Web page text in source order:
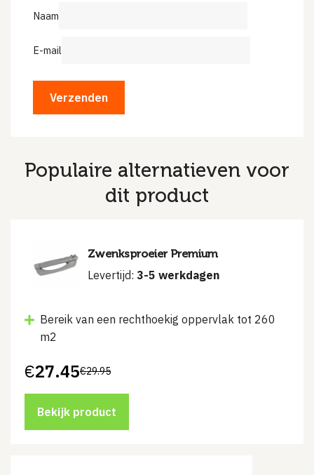
Naam
E-mail
Populaire alternatieven voor
dit product
Zwenksproeier Premium
Levertijd: 3-5 werkdagen
Bereik van een rechthoekig oppervlak tot 260
m2
€29.95
Oorspronkelijke
was:
€29.95.
€27.45
Huidige
is:
€27.45.
Bekijk product